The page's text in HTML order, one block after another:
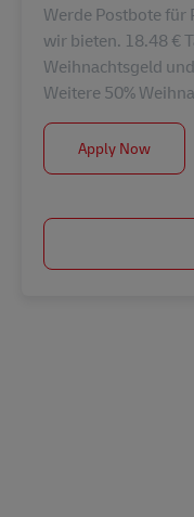
Werde Postbote für
wir bieten. 18.48 €
Weihnachtsgeld
Weitere 50%
Apply Now